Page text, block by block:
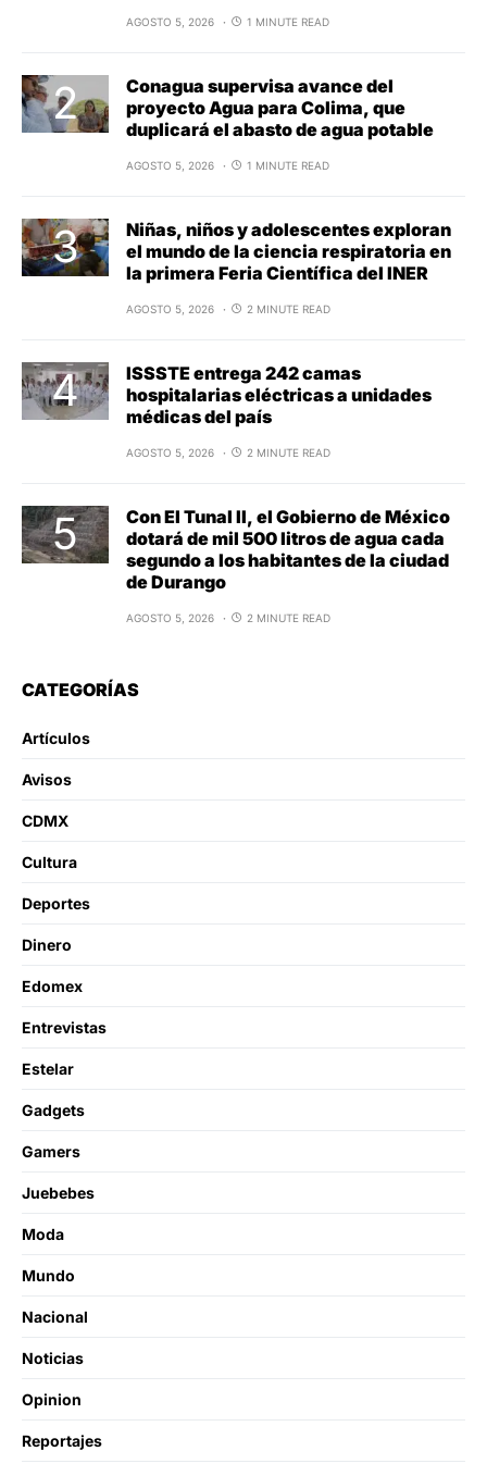
AGOSTO 5, 2026 1 MINUTE READ
Conagua supervisa avance del
proyecto Agua para Colima, que
duplicará el abasto de agua potable
AGOSTO 5, 2026 1 MINUTE READ
Niñas, niños y adolescentes exploran
el mundo de la ciencia respiratoria en
la primera Feria Científica del INER
AGOSTO 5, 2026 2 MINUTE READ
ISSSTE entrega 242 camas
hospitalarias eléctricas a unidades
médicas del país
AGOSTO 5, 2026 2 MINUTE READ
Con El Tunal II, el Gobierno de México
dotará de mil 500 litros de agua cada
segundo a los habitantes de la ciudad
de Durango
AGOSTO 5, 2026 2 MINUTE READ
CATEGORÍAS
Artículos
Avisos
CDMX
Cultura
Deportes
Dinero
Edomex
Entrevistas
Estelar
Gadgets
Gamers
Juebebes
Moda
Mundo
Nacional
Noticias
Opinion
Reportajes